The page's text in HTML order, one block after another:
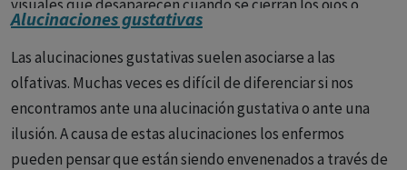
delirio, si se pueden considerar como consolidadoras o
por ellas el delirio adquiere más certeza para el paciente.
Me hincha la cara. Yo nosé dónde está. No pienso en nada,
visuales que desaparecen cuando se cierran los ojos o
aquellas alucinaciones auditivas que desaparecen cuando
se tapan los oídos.
Alucinaciones gustativas
Las alucinaciones gustativas suelen asociarse a las
olfativas. Muchas veces es difícil de diferenciar si nos
encontramos ante una alucinación gustativa o ante una
ilusión. A causa de estas alucinaciones los enfermos
pueden pensar que están siendo envenenados a través de